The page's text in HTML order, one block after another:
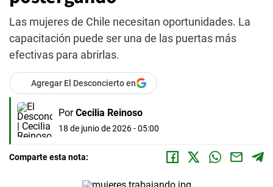
Las mujeres de Chile necesitan oportunidades. La
capacitación puede ser una de las puertas más
efectivas para abrirlas.
Agregar El Desconcierto en
Por Cecilia Reinoso
18 de junio de 2026 - 05:00
Comparte esta nota: